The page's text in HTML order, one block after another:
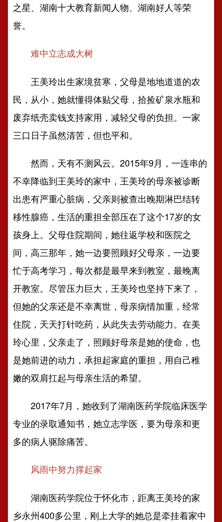
之星、湖南十大教育新闻人物、湖南好人等荣
誉。
难中立志成大树
王美玲出生家境贫寒，父母是地地道道的农
民，从小，她就懂得体贴父母，拾捡矿泉水瓶和
废弃纸壳卖钱支持家用，减轻父母的负担。一家
三口日子虽然清苦，但也平和。
然而，天有不测风云。2015年9月，一连串的
不幸降临到王美玲的家中，王美玲的母亲被诊断
出患有严重心脏病，父亲则被查出晚期淋巴结转
移性腺癌，生活的重担全部压在了这个17岁的女
孩身上。父母住院期间，她往返学校和医院之
间，高三那年，她一边要照顾好父母亲，一边要
忙于高考学习，每次都是最早来到教室，最晚离
开教室。尽管压力巨大，王美玲也坚持下来了，
但她的父亲还是不幸离世，母亲病情加重，经常
住院，天天打针吃药，从此失去劳动能力。在美
玲心里，父亲走了，照顾好母亲是她的使命，也
是她前进的动力，承担起家庭的重担，用自己稚
嫩的双肩扛起与母亲生活的希望。
2017年7月，她收到了湖南医药学院临床医学
专业的录取通知书，她立志学医，要为母亲和更
多的病人驱除痛苦。
风雨中努力撑起家
湖南医药学院位于怀化市，距离王美玲的家
乡永州400多公里，刚上大学的她总是牵挂着家中